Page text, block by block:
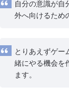
自分の意識が自
外へ向けるため
とりあえずゲー
緒にやる機会を
ます。